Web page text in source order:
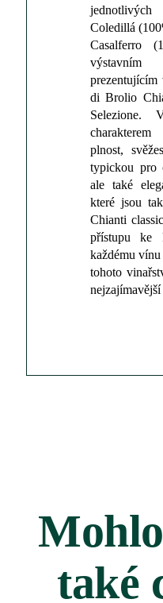
Coledillá
Casalferro
di Brolio
Selezione.
plnost,
typickou pro
ale také
které jsou
Chianti
přístupu ke
každému
tohoto
také